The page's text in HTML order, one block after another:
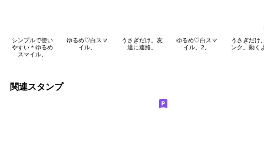
シンプルで使い
やすい＊ゆるめ
スマイル。
ゆるめ♡白スマ
イル。
うさぎだけ。友
達に連絡。
ゆるめ♡白スマ
イル。2。
うさぎだけ
ンク。動く
関連スタンプ